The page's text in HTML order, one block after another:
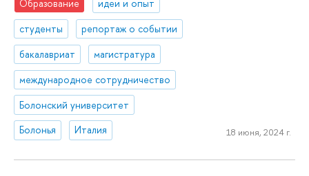
Образование
идеи и опыт
студенты
репортаж о событии
бакалавриат
магистратура
международное сотрудничество
Болонский университет
Болонья
Италия 18 июня, 2024 г.